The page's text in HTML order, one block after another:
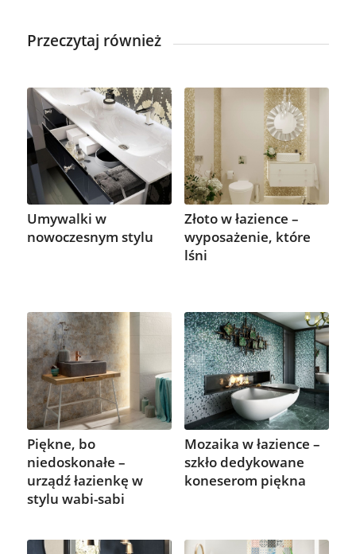
Przeczytaj również
Umywalki w
nowoczesnym stylu
Złoto w łazience –
wyposażenie, które
lśni
Piękne, bo
niedoskonałe –
urządź łazienkę w
stylu wabi-sabi
Mozaika w łazience –
szkło dedykowane
koneserom piękna